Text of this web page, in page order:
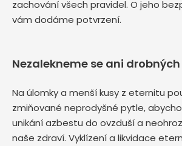
zachování všech pravidel. O jeho
vám dodáme potvrzení.
Nezalekneme se ani
Na úlomky a menší kusy z eternitu
zmiňované neprodyšné pytle,
unikání azbestu do ovzduší a
naše zdraví. Vyklízení a likvidace